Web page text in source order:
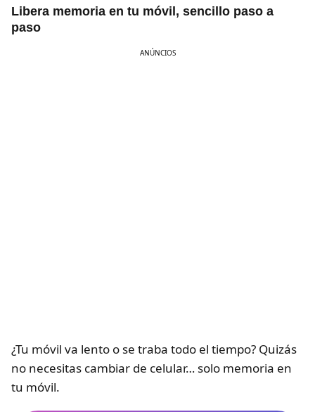
Libera memoria en tu móvil, sencillo paso a
paso
ANÚNCIOS
¿Tu móvil va lento o se traba todo el tiempo? Quizás
no necesitas cambiar de celular… solo memoria en
tu móvil.